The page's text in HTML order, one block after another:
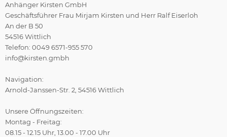
Anhänger Kirsten GmbH
Geschäftsführer Frau Mirjam Kirsten und Herr Ralf Eiserloh
An der B 50
54516 Wittlich
Telefon: 0049 6571-955 570
info@kirsten.gmbh
Navigation:
Arnold-Janssen-Str. 2, 54516 Wittlich
Unsere Öffnungszeiten:
Montag - Freitag:
08.15 - 12.15 Uhr, 13.00 - 17.00 Uhr